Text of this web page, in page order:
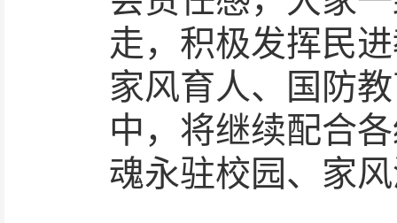
走，积极发挥民
家风育人、国防
中，将继续配合
魂永驻校园、家